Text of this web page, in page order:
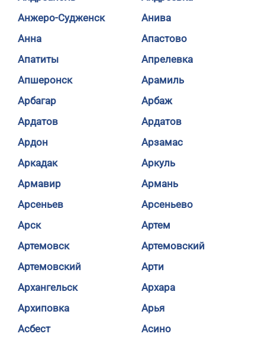
Анжеро-Судженск
Анива
Анна
Апастово
Апатиты
Апрелевка
Апшеронск
Арамиль
Арбагар
Арбаж
Ардатов
Ардатов
Ардон
Арзамас
Аркадак
Аркуль
Армавир
Армань
Арсеньев
Арсеньево
Арск
Артем
Артемовск
Артемовский
Артемовский
Арти
Архангельск
Архара
Архиповка
Арья
Асбест
Асино